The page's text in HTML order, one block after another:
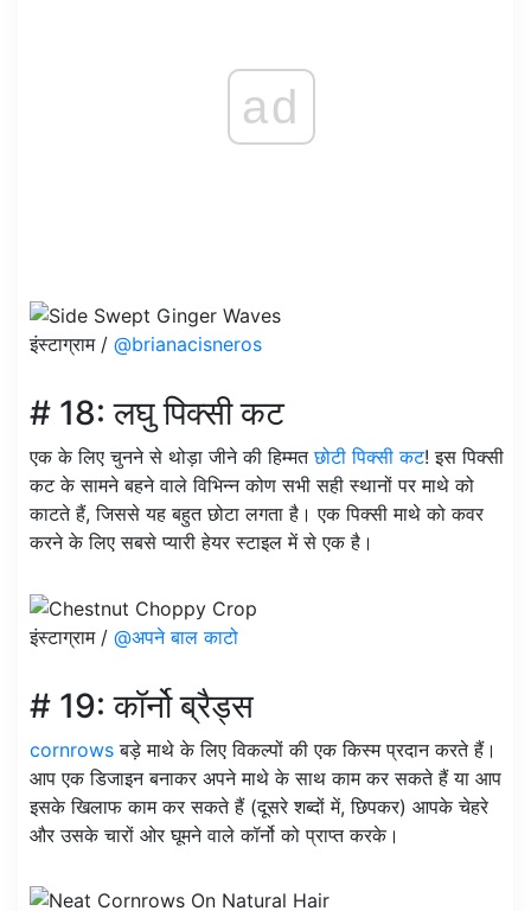
ad
इंस्टाग्राम / @brianacisneros
# 18: लघु पिक्सी कट
एक के लिए चुनने से थोड़ा जीने की हिम्मतछोटी पिक्सी कट! इस पिक्सी
कट के सामने बहने वाले विभिन्न कोण सभी सही स्थानों पर माथे को
काटते हैं, जिससे यह बहुत छोटा लगता है। एक पिक्सी माथे को कवर
करने के लिए सबसे प्यारी हेयर स्टाइल में से एक है।
इंस्टाग्राम / @अपने बाल काटो
# 19: कॉर्नो ब्रैड्स
cornrows बड़े माथे के लिए विकल्पों की एक किस्म प्रदान करते हैं।
आप एक डिजाइन बनाकर अपने माथे के साथ काम कर सकते हैं या आप
इसके खिलाफ काम कर सकते हैं (दूसरे शब्दों में, छिपकर) आपके चेहरे
और उसके चारों ओर घूमने वाले कॉर्नो को प्राप्त करके।